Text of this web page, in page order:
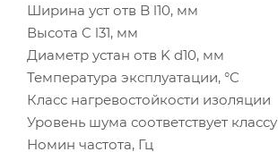
Ширина уст отв B l10, мм
Высота C l31, мм
Диаметр устан отв K d10, мм
Температура эксплуатации, °C
Класс нагревостойкости изоляции
Уровень шума соответствует классу
Номин частота, Гц